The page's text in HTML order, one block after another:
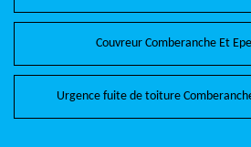
Couvreur Comberanche Et
Urgence fuite de toiture